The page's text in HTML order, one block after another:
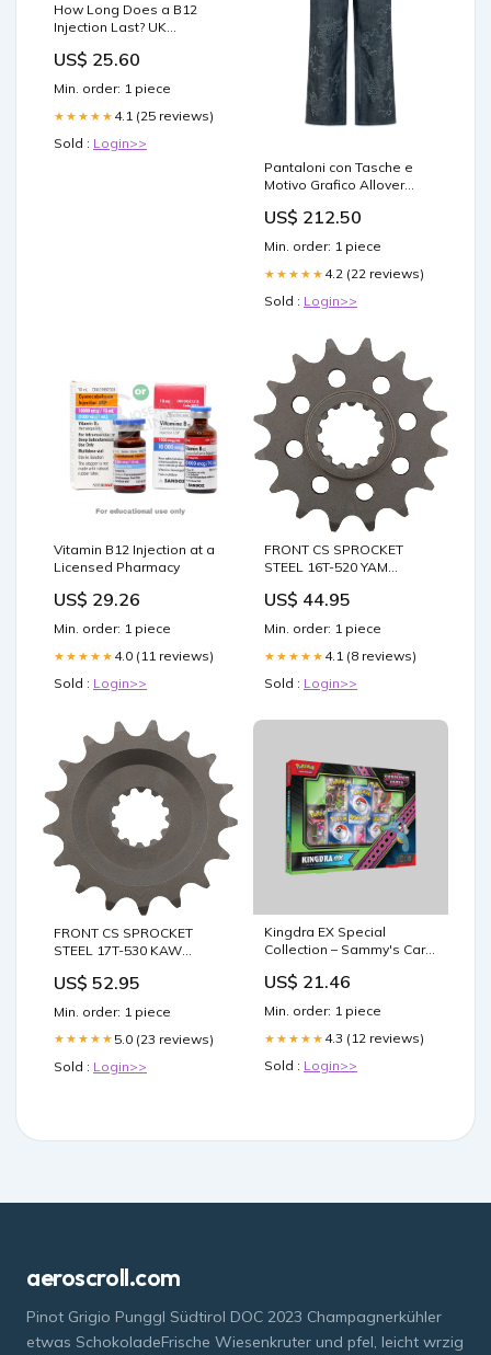
How Long Does a B12
Injection Last? UK
Pharmacy
US$ 25.60
Min. order: 1 piece
★★★★★ 4.1 (25 reviews)
Sold : Login>>
Pantaloni con Tasche e
Motivo Grafico Allover
US$ 212.50
Min. order: 1 piece
★★★★★ 4.2 (22 reviews)
Sold : Login>>
Vitamin B12 Injection at a
Licensed Pharmacy
US$ 29.26
Min. order: 1 piece
★★★★★ 4.0 (11 reviews)
Sold : Login>>
FRONT CS SPROCKET
STEEL 16T-520 YAM
UTV_RZR_2021
US$ 44.95
Min. order: 1 piece
★★★★★ 4.1 (8 reviews)
Sold : Login>>
FRONT CS SPROCKET
STEEL 17T-530 KAW
US$ 52.95
Min. order: 1 piece
★★★★★ 5.0 (23 reviews)
Sold : Login>>
Kingdra EX Special
Collection – Sammy's Card
US$ 21.46
Min. order: 1 piece
★★★★★ 4.3 (12 reviews)
Sold : Login>>
aeroscroll.com
Pinot Grigio Punggl Südtirol DOC 2023 Champagnerkühler
etwas SchokoladeFrische Wiesenkruter und pfel, leicht wrzig